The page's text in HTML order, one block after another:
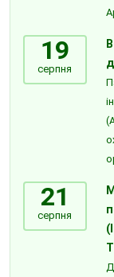
19
серпня
21
серпня